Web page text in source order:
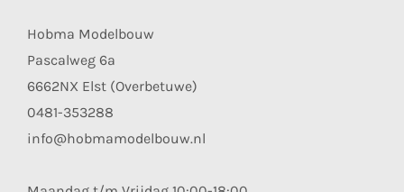
Hobma Modelbouw
Pascalweg 6a
6662NX Elst (Overbetuwe)
0481-353288
info@hobmamodelbouw.nl